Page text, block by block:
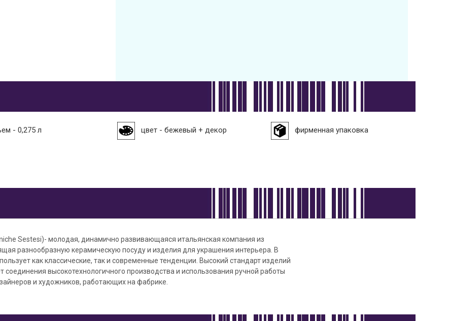
- 0,275 л цвет - бежевый + декор фирменная упаковка
Sestesi)- молодая, динамично развивающаяся итальянская компания из
разнообразную керамическую посуду и изделия для украшения интерьера. В
как классические, так и современные тенденции. Высокий стандарт изделий
соединения высокотехнологичного производства и использования ручной работы
и художников, работающих на фабрике.